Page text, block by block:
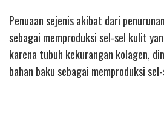
Penuaan sejenis akibat dari
sebagai memproduksi sel-sel kulit
karena tubuh kekurangan kolagen,
bahan baku sebagai memproduksi